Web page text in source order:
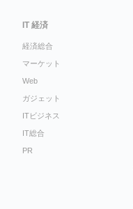
IT 経済
経済総合
マーケット
Web
ガジェット
ITビジネス
IT総合
PR